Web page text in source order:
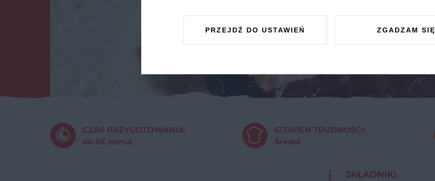
CZAS PRZYGOTOWANIA:
do 45 minut
STOPIEŃ TRUDNOŚCI:
Średni
SKŁADNIKI
PRZEJDŹ DO USTAWIEŃ ZGADZAM SIĘ